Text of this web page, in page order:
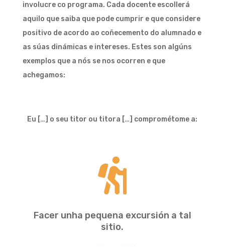
involucre co programa. Cada docente escollerá
aquilo que saiba que pode cumprir e que considere
positivo de acordo ao coñecemento do alumnado e
as súas dinámicas e intereses. Estes son algúns
exemplos que a nós se nos ocorren e que
achegamos:
Eu […] o seu titor ou titora […] comprométome a:

Facer unha pequena excursión a tal
sitio.